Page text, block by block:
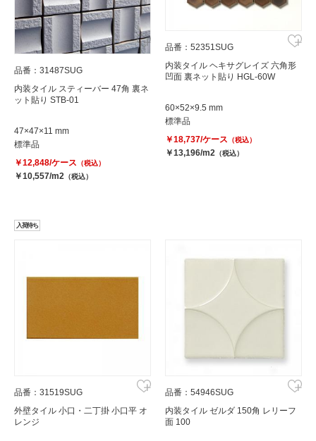
品番：31487SUG
内装タイル スティーバー 47角 裏ネ
ット貼り STB-01
47×47×11 mm
標準品
￥12,848/ケース （税込）
￥10,557/m2 （税込）
品番：52351SUG
内装タイル ヘキサグレイズ 六角形
凹面 裏ネット貼り HGL-60W
60×52×9.5 mm
標準品
￥18,737/ケース （税込）
￥13,196/m2 （税込）
入荷待ち
品番：31519SUG
外壁タイル 小口・二丁掛 小口平 オ
レンジ
品番：54946SUG
内装タイル ゼルダ 150角 レリーフ
面 100